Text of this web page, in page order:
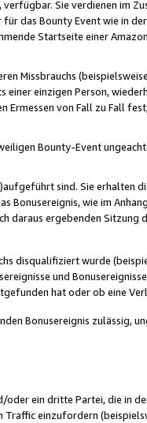
Sie verdienen im
das Bounty Event wie in
Startseite einer
Missbrauchs
einzigen Person,
von Fall zu Fall
Bounty-Event
sind. Sie erhalten
Bonusereignis, wie im
daraus ergebenden Sitzung
disqualifiziert wurde
und
hat oder ob eine
Bonusereignis zulässig,
ein dritte Partei, die in
einzufordern